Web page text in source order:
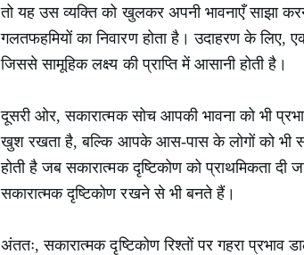
तो यह उस व्यक्ति को खुलकर अपनी भावनाएँ साझा
गलतफहमियों का निवारण होता है। उदाहरण के लिए,
जिससे सामूहिक लक्ष्य की प्राप्ति में आसानी होती है।
दूसरी ओर, सकारात्मक सोच आपकी भावना को भी
खुश रखता है, बल्कि आपके आस-पास के लोगों को भी
होती है जब सकारात्मक दृष्टिकोण को प्राथमिकता
सकारात्मक दृष्टिकोण रखने से भी बनते हैं।
अंततः, सकारात्मक दृष्टिकोण रिश्तों पर गहरा प्रभाव